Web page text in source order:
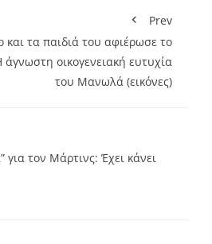
Prev
και τα παιδιά του αφιέρωσε το
άγνωστη οικογενειακή ευτυχία
του Μανωλά (εικόνες)
τον Μάρτινς: Έχει κάνει